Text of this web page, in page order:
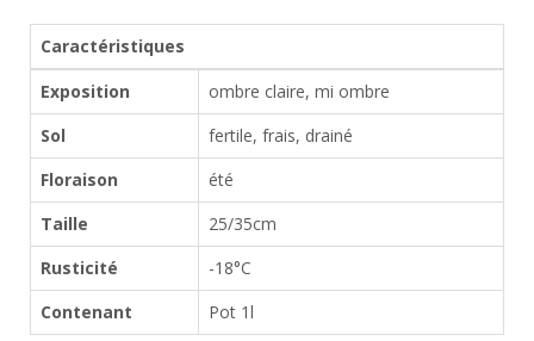
Caractéristiques
Exposition
ombre claire, mi ombre
Sol
fertile, frais, drainé
Floraison
été
Taille
25/35cm
Rusticité
-18°C
Contenant
Pot 1l